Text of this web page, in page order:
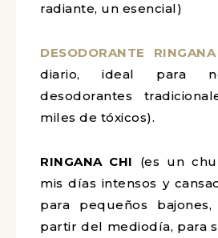
radiante, un esencial)
DESODORANTE RINGANA
diario, ideal para
desodorantes
miles de tóxicos).
RINGANA CHI (es un
mis días intensos y
para pequeños
partir del mediodía, para